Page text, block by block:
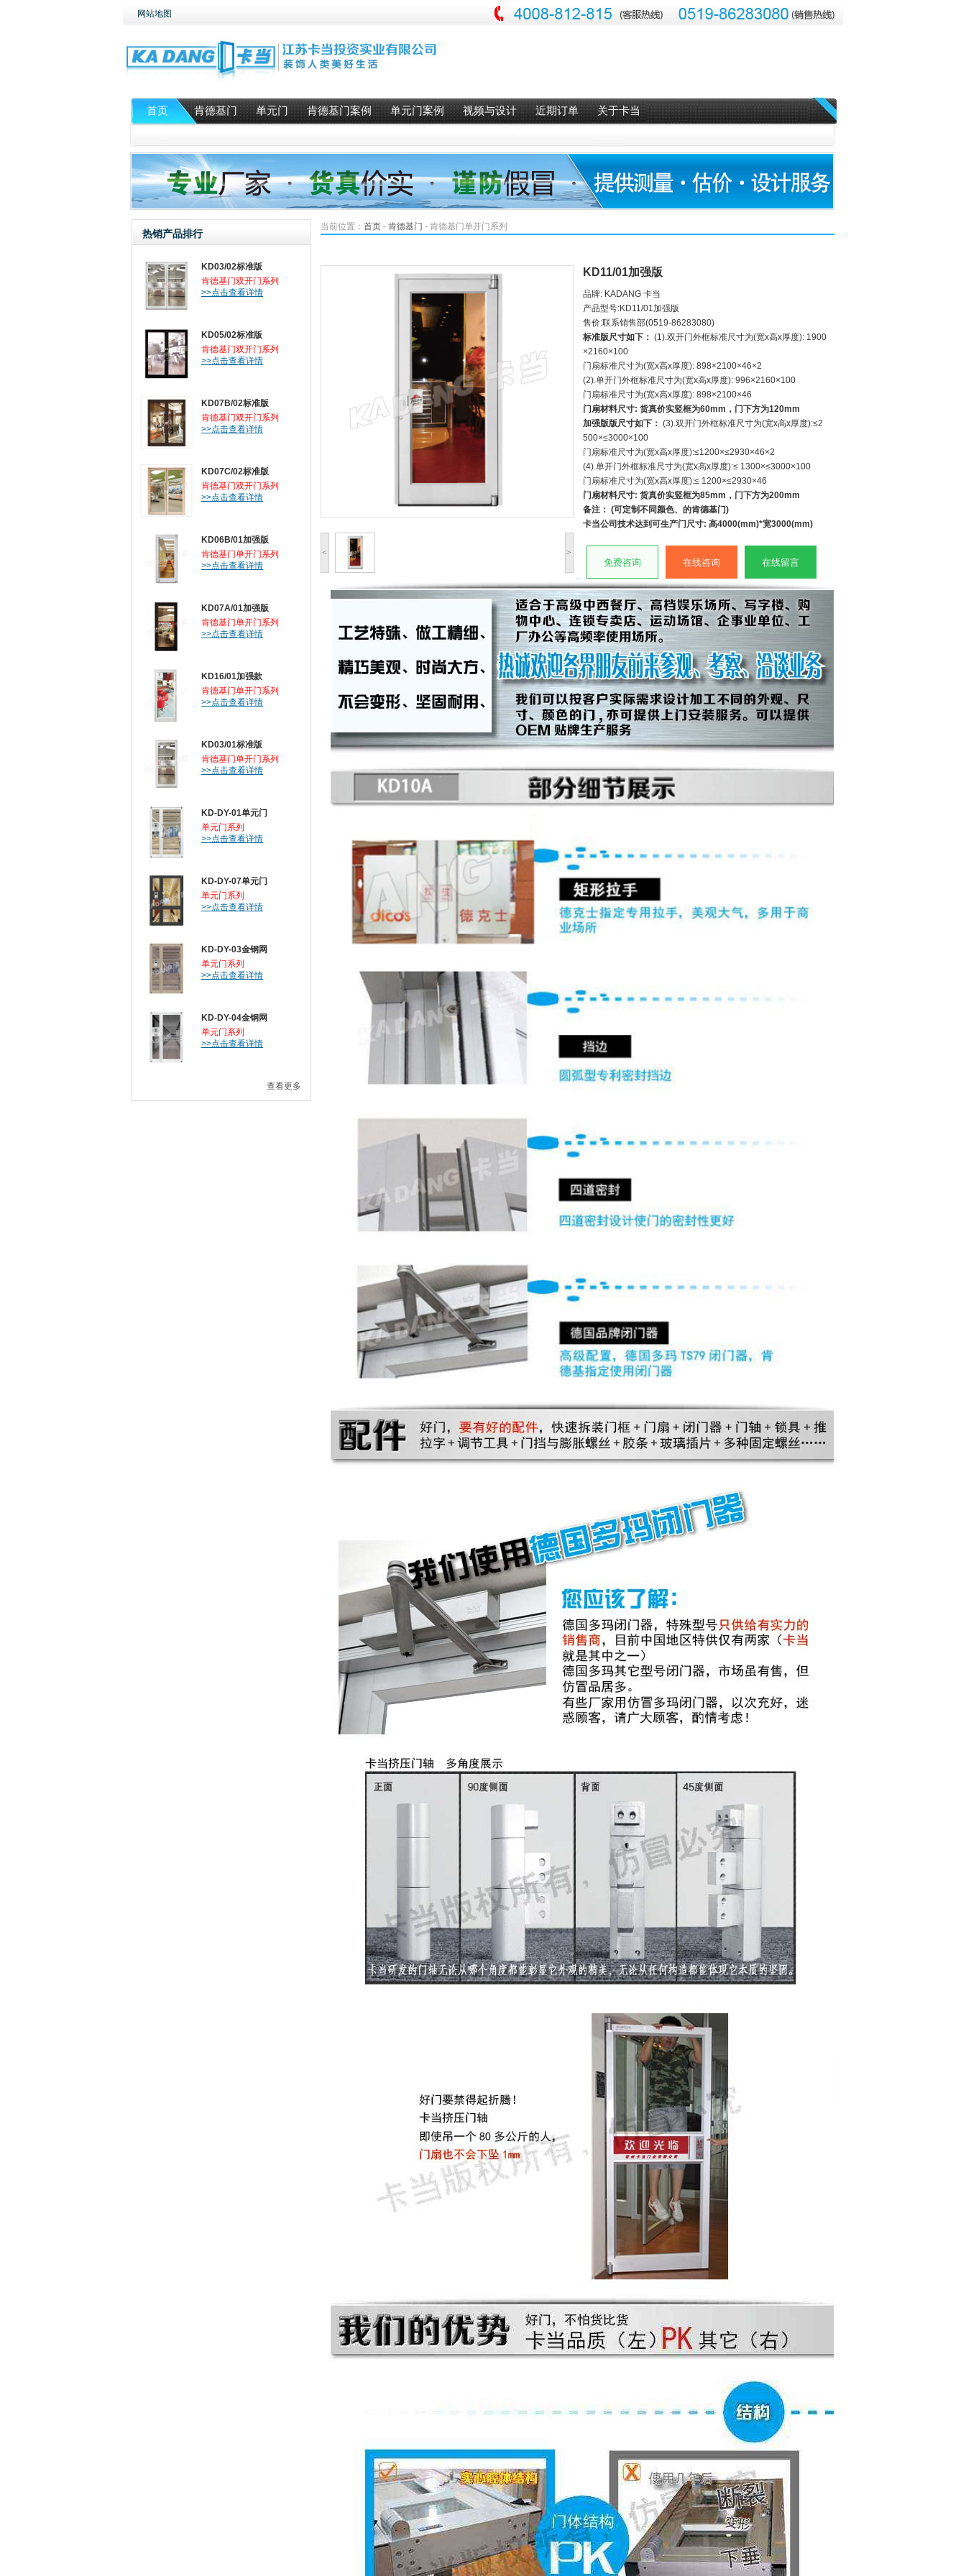
网站地图
首页 肯德基门 单元门 肯德基门案例 单元门案例 视频与设计 近期订单 关于卡当
热销产品排行
KD03/02标准版
肯德基门双开门系列
>>点击查看详情
KD05/02标准版
肯德基门双开门系列
>>点击查看详情
KD07B/02标准版
肯德基门双开门系列
>>点击查看详情
KD07C/02标准版
肯德基门双开门系列
>>点击查看详情
KD06B/01加强版
肯德基门单开门系列
>>点击查看详情
KD07A/01加强版
肯德基门单开门系列
>>点击查看详情
KD16/01加强款
肯德基门单开门系列
>>点击查看详情
KD03/01标准版
肯德基门单开门系列
>>点击查看详情
KD-DY-01单元门
单元门系列
>>点击查看详情
KD-DY-07单元门
单元门系列
>>点击查看详情
KD-DY-03金钢网
单元门系列
>>点击查看详情
KD-DY-04金钢网
单元门系列
>>点击查看详情
查看更多
当前位置： 首页- 肯德基门 - 肯德基门单开门系列
< >
KD11/01加强版
品牌: KADANG 卡当
产品型号:KD11/01加强版
售价:联系销售部(0519-86283080)
标准版尺寸如下： (1).双开门外框标准尺寸为(宽x高x厚度): 1900
×2160×100
门扇标准尺寸为(宽x高x厚度): 898×2100×46×2
(2).单开门外框标准尺寸为(宽x高x厚度): 996×2160×100
门扇标准尺寸为(宽x高x厚度): 898×2100×46
门扇材料尺寸: 货真价实竖框为60mm，门下方为120mm
加强版版尺寸如下： (3).双开门外框标准尺寸为(宽x高x厚度):≤2
500×≤3000×100
门扇标准尺寸为(宽x高x厚度):≤1200×≤2930×46×2
(4).单开门外框标准尺寸为(宽x高x厚度):≤ 1300×≤3000×100
门扇标准尺寸为(宽x高x厚度):≤ 1200×≤2930×46
门扇材料尺寸: 货真价实竖框为85mm，门下方为200mm
备注： (可定制不同颜色、的肯德基门)
卡当公司技术达到可生产门尺寸: 高4000(mm)*宽3000(mm)
免费咨询 在线咨询 在线留言